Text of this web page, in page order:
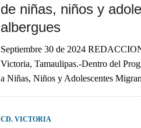
de niñas, niños y
albergues
Septiembre 30 de 2024
Victoria, Tamaulipas.-Dentro del
a Niñas, Niños y Adolescentes
CD. VICTORIA